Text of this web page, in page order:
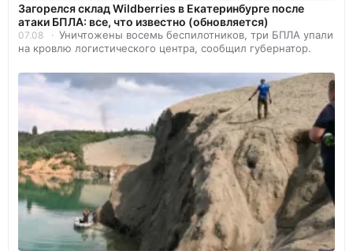
Загорелся склад Wildberries в Екатеринбурге после
атаки БПЛА: все, что известно (обновляется)
07.08
Уничтожены восемь беспилотников, три БПЛА упали
на кровлю логистического центра, сообщил губернатор.